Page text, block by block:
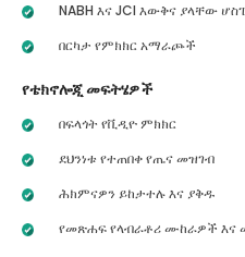
NABH እና JCI እውቅና ያላቸው
በርካታ የምክክር አማራጮች
የቴክኖሎጂ መፍትሄዎች
በፍላጎት የቪዲዮ ምክክር
ደህንነቱ የተጠበቀ የጤና መዝገብ
ሕክምናዎን ይከታተሉ እና ያቅዱ
የመጽሐፍ የላብራቶሪ ሙከራዎች እና